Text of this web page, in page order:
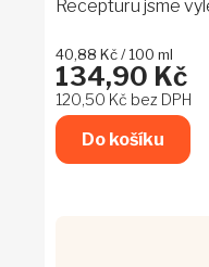
5,0
5
hvězdiček.
120,50 Kč bez DPH
134,90 Kč
Měrná
cena:
40,88 Kč / 100 ml
Do košíku
Recepturu jsme
chuť. Produkt
zemědělství.